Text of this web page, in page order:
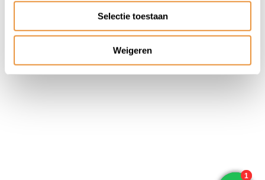
Selectie toestaan
Weigeren